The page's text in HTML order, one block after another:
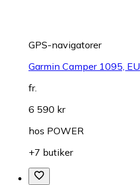
GPS-navigatorer
Garmin Camper 1095, EU
fr.
6 590 kr
hos POWER
+7 butiker